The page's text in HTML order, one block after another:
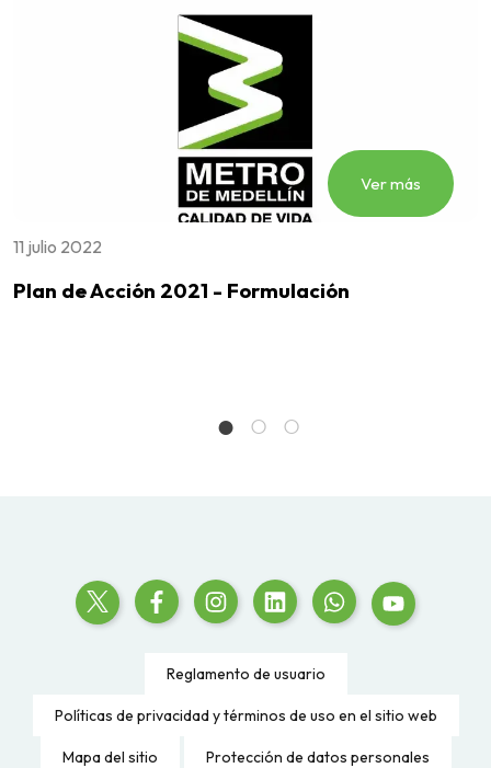
Ver más
11 julio 2022
Plan de Acción 2021 - Formulación
Reglamento de usuario
Políticas de privacidad y términos de uso en el sitio web
Mapa del sitio Protección de datos personales